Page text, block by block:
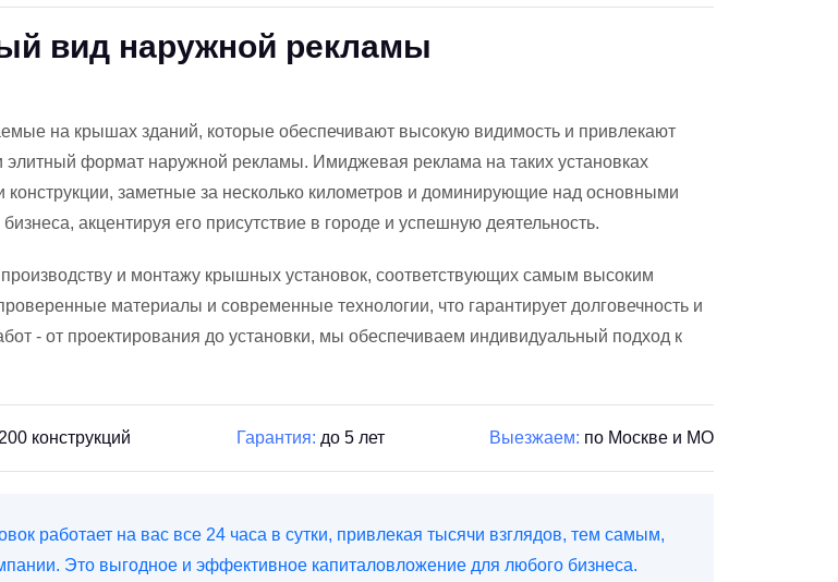
вид наружной рекламы
на крышах зданий, которые обеспечивают высокую видимость и привлекают
формат наружной рекламы. Имиджевая реклама на таких установках
конструкции, заметные за несколько километров и доминирующие над основными
акцентируя его присутствие в городе и успешную деятельность.
и монтажу крышных установок, соответствующих самым высоким
материалы и современные технологии, что гарантирует долговечность и
- от проектирования до установки, мы обеспечиваем индивидуальный подход к
конструкций Гарантия: до 5 лет Выезжаем: по Москве и МО
работает на вас все 24 часа в сутки, привлекая тысячи взглядов, тем самым,
Это выгодное и эффективное капиталовложение для любого бизнеса.